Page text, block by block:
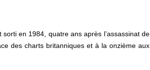
en 1984, quatre ans après l’assassinat de
des charts britanniques et à la onzième aux